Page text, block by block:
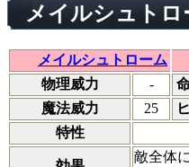
メイルシュトロ
メイルシュトローム
物理威力
-
魔法威力
25
特性
敵全体